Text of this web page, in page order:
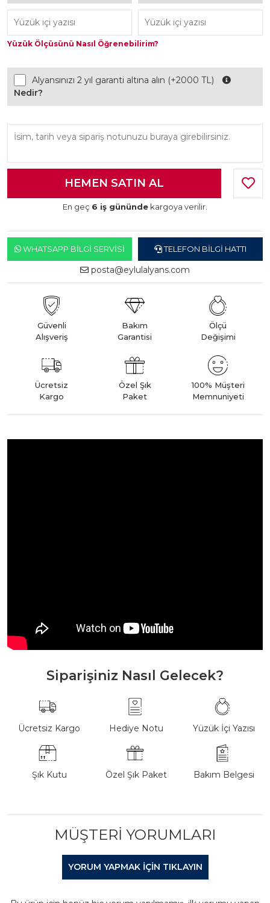
Yüzük Ölçüsünü Nasıl Öğrenebilirim?
Alyansınızı 2 yıl garanti altına alın (+2000 TL)
Nedir?
En geç 6 iş gününde kargoya verilir.
WHATSAPP BILGI SERVISI TELEFON BILGI HATTI
posta@eylulalyans.com
Güvenli
Alışveriş
Bakım
Garantisi
Ölçü
Değişimi
Ücretsiz
Kargo
Özel Şık
Paket
100% Müşteri
Memnuniyeti
Siparişiniz Nasıl Gelecek?
Ücretsiz Kargo Hediye Notu Yüzük İçi Yazısı
Şık Kutu Özel Şık Paket Bakım Belgesi
MÜŞTERI YORUMLARI
YORUM YAPMAK IÇIN TIKLAYIN